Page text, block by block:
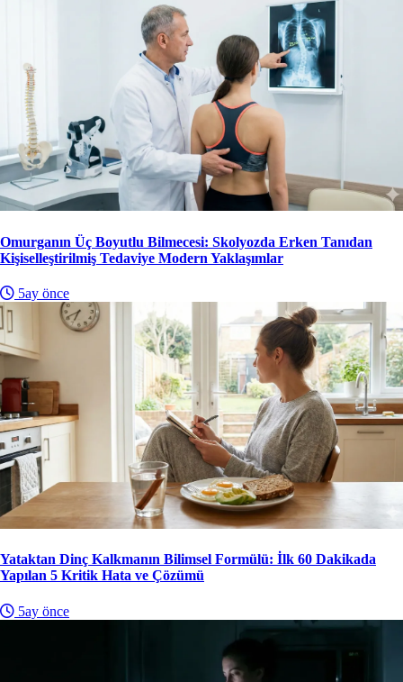
Omurganın Üç Boyutlu Bilmecesi: Skolyozda Erken Tanıdan
Kişiselleştirilmiş Tedaviye Modern Yaklaşımlar
5ay önce
Yataktan Dinç Kalkmanın Bilimsel Formülü: İlk 60 Dakikada
Yapılan 5 Kritik Hata ve Çözümü
5ay önce